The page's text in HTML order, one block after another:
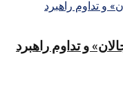
و تداوم راهبرد